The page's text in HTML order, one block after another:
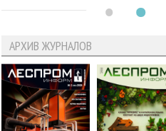
АРХИВ ЖУРНАЛОВ